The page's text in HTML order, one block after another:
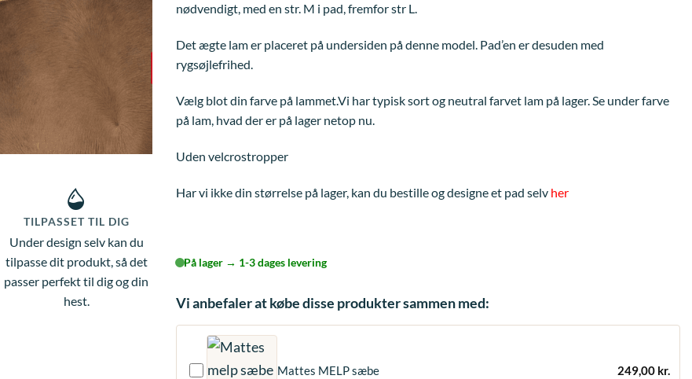
TILPASSET TIL DIG
Under design selv kan du
tilpasse dit produkt, så det
passer perfekt til dig og din
hest.
nødvendigt, med en str. M i pad, fremfor str L.
Det ægte lam er placeret på undersiden på denne model. Pad’en er desuden med
rygsøjlefrihed.
Vælg blot din farve på lammet.Vi har typisk sort og neutral farvet lam på lager. Se under farve
på lam, hvad der er på lager netop nu.
Uden velcrostropper
Har vi ikke din størrelse på lager, kan du bestille og designe et pad selv her
På lager → 1-3 dages levering
Vi anbefaler at købe disse produkter sammen med:
Mattes MELP sæbe 249,00 kr.